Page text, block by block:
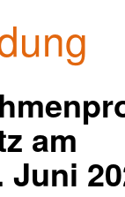
am
Juni